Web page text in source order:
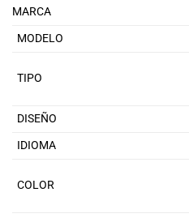
MARCA
MODELO
TIPO
DISEÑO
IDIOMA
COLOR